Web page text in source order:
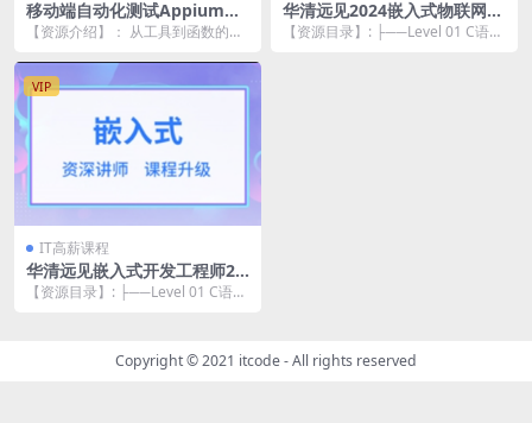
移动端自动化测试Appium，
从入门到项目实战Python版
【资源介绍】： 从工具到函数的封
一键自动化 说到A...
华清远见2024嵌入式物联网工
程师
【资源目录】: ├──Level 01 C语言
VIP
IT高薪课程
华清远见嵌入式开发工程师20
23
【资源目录】: ├──Level 01 C语言
Copyright © 2021 itcode- All rights reserved